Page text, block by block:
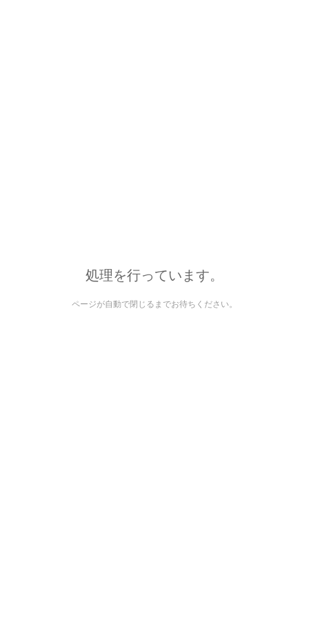
処理を行っています。
ページが自動で閉じるまでお待ちください。